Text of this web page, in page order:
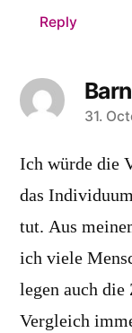
Reply
says:
31.
Ich würde die
das
tut. Aus
ich viele
legen auch die
Vergleich